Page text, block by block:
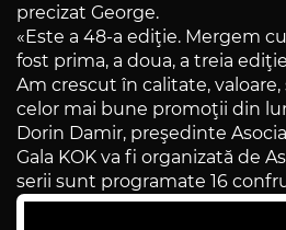
precizat George.
«Este a 48-a ediţie. Mergem
fost prima, a doua, a treia
Am crescut în calitate, valoare,
celor mai bune promoţii din
Dorin Damir, preşedinte
Gala KOK va fi organizată de
serii sunt programate 16